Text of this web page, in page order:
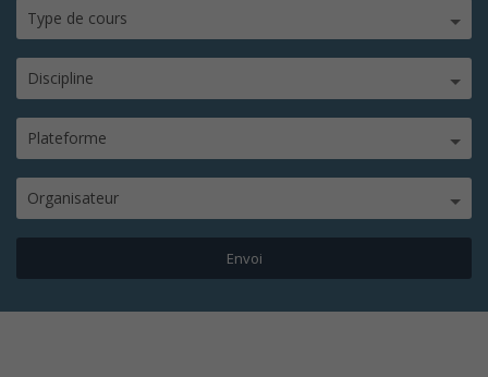
Type de cours
Discipline
Plateforme
Organisateur